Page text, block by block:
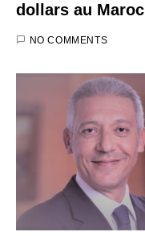
dollars au Maroc
NO COMMENTS